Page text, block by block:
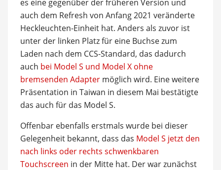
es eine gegenüber der früheren Version und
auch dem Refresh von Anfang 2021 veränderte
Heckleuchten-Einheit hat. Anders als zuvor ist
unter der linken Platz für eine Buchse zum
Laden nach dem CCS-Standard, das dadurch
auch bei Model S und Model X ohne
bremsenden Adaptermöglich wird. Eine weitere
Präsentation in Taiwan in diesem Mai bestätigte
das auch für das Model S.
Offenbar ebenfalls erstmals wurde bei dieser
Gelegenheit bekannt, dass das Model S jetzt den
nach links oder rechts schwenkbaren
Touchscreen in der Mitte hat. Der war zunächst